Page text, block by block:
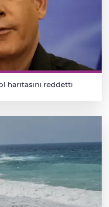
haritasını reddetti